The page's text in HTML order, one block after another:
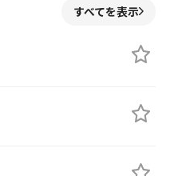
すべてを表示